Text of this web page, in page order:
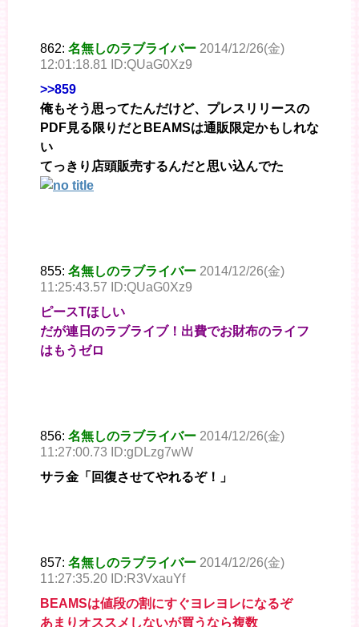
862: 名無しのラブライバー 2014/12/26(金)
12:01:18.81 ID:QUaG0Xz9
>>859
俺もそう思ってたんだけど、プレスリリースの
PDF見る限りだとBEAMSは通販限定かもしれな
い
てっきり店頭販売するんだと思い込んでた
855: 名無しのラブライバー 2014/12/26(金)
11:25:43.57 ID:QUaG0Xz9
ピースTほしい
だが連日のラブライブ！出費でお財布のライフ
はもうゼロ
856: 名無しのラブライバー 2014/12/26(金)
11:27:00.73 ID:gDLzg7wW
サラ金「回復させてやれるぞ！」
857: 名無しのラブライバー 2014/12/26(金)
11:27:35.20 ID:R3VxauYf
BEAMSは値段の割にすぐヨレヨレになるぞ
あまりオススメしないが買うなら複数